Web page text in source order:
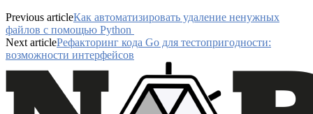
Previous articleКак автоматизировать удаление ненужных
файлов с помощью Python
Next articleРефакторинг кода Go для тестопригодности:
возможности интерфейсов